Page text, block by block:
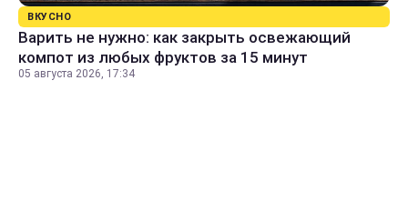
ВКУСНО
Варить не нужно: как закрыть освежающий
компот из любых фруктов за 15 минут
05 августа 2026, 17:34